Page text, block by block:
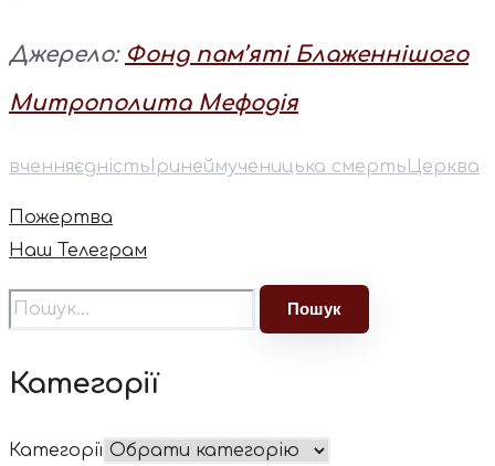
Джерело: Фонд пам’яті Блаженнішого
Митрополита Мефодія
вченняєдність Іринеймученицька смерть Церква
Пожертва
Наш Телеграм
Категорії
Категорії